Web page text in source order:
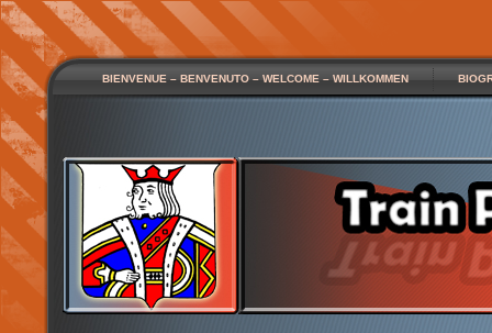
BIENVENUE – BENVENUTO – WELCOME – WILLKOMMEN